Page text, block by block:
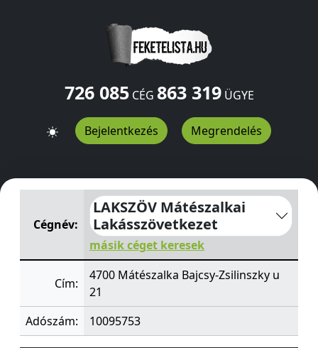
726 085CÉG 863 319ÜGYE
Bejelentkezés Megrendelés
LAKSZÖV Mátészalkai LakásszövetkezetBajcsy-
Cégnév:
LAKSZÖV Mátészalkai
Lakásszövetkezet
másik céget keresek
Cím:
4700 Mátészalka Bajcsy-Zsilinszky u
21
Adószám:
10095753